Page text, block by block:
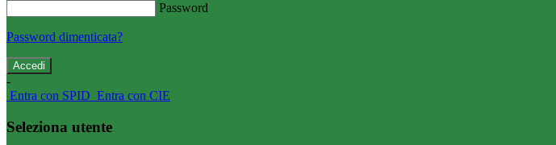
Password
Password dimenticata?
-
Entra con SPID Entra con CIE
Seleziona utente